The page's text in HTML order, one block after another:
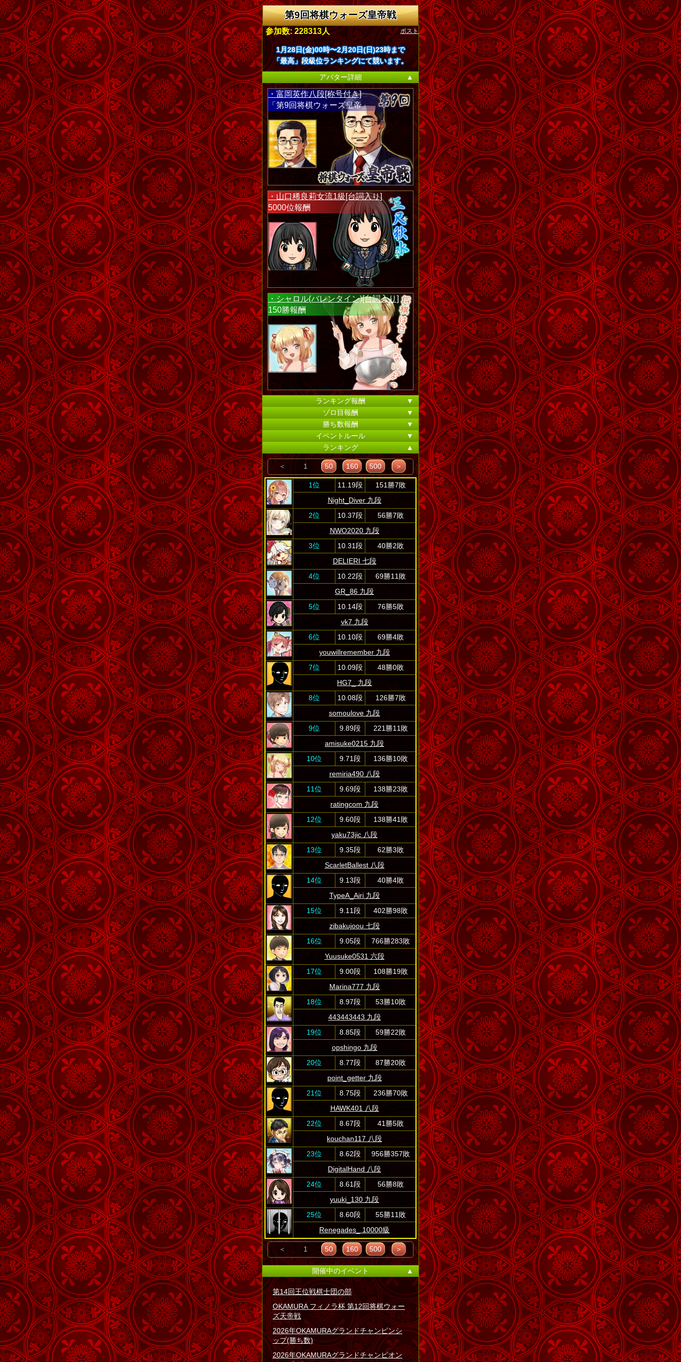
第9回将棋ウォーズ皇帝戦
ポスト
参加数: 228313人
1月28日(金)00時〜2月20日(日)23時まで
「最高」段級位ランキングにて競います。
アバター詳細
▲
・富岡英作八段[称号付き]
「第9回将棋ウォーズ皇帝」
・山口稀良莉女流1級[台詞入り]
5000位報酬
・シャロル(バレンタイン)[台詞入り]
150勝報酬
ランキング報酬
▼
ゾロ目報酬
▼
勝ち数報酬
▼
イベントルール
▼
ランキング
▲
＜ 1 50 160 500 ＞
1位 11.19段
151勝7敗
Night_Diver 九段
2位
10.37段
56勝7敗
NWO2020 九段
3位
10.31段
40勝2敗
DELIERI 七段
4位
10.22段
69勝11敗
GR_86 九段
5位
10.14段
76勝5敗
vk7 九段
6位
10.10段
69勝4敗
youwillremember 九段
7位
10.09段
48勝0敗
HG7_ 九段
8位
10.08段
126勝7敗
somoulove 九段
9位
9.89段
221勝11敗
amisuke0215 九段
10位
9.71段
136勝10敗
remiria490 八段
11位
9.69段
138勝23敗
ratingcom 九段
12位
9.60段
138勝41敗
yaku73jic 八段
13位
9.35段
62勝3敗
ScarletBallest 八段
14位
9.13段
40勝4敗
TypeA_Airi 九段
15位
9.11段
402勝98敗
zibakujoou 七段
16位
9.05段
766勝283敗
Yuusuke0531 六段
17位
9.00段
108勝19敗
Marina777 九段
18位
8.97段
53勝10敗
443443443 九段
19位
8.85段
59勝22敗
opshingo 九段
20位
8.77段
87勝20敗
point_getter 九段
21位
8.75段
236勝70敗
HAWK401 八段
22位
8.67段
41勝5敗
kouchan117 八段
23位
8.62段
956勝357敗
DigitalHand 八段
24位
8.61段
56勝8敗
yuuki_130 九段
25位
8.60段
55勝11敗
Renegades_ 10000級
＜ 1 50 160 500 ＞
開催中のイベント ▲
第14回王位戦棋士団の部
OKAMURA フィノラ杯 第12回将棋ウォー
ズ天帝戦
2026年OKAMURAグランドチャンピンシ
ップ(勝ち数)
2026年OKAMURAグランドチャンピオン